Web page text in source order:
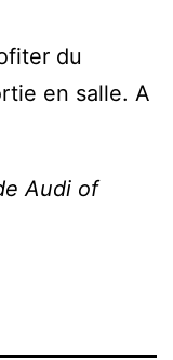
du
en salle. A
Audi of